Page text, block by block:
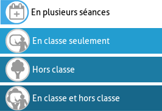
En plusieurs séances
En classe seulement
Hors classe
En classe et hors classe